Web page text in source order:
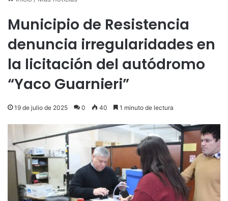
Municipio de Resistencia
denuncia irregularidades en
la licitación del autódromo
“Yaco Guarnieri”
19 de julio de 2025 0 40 1 minuto de lectura